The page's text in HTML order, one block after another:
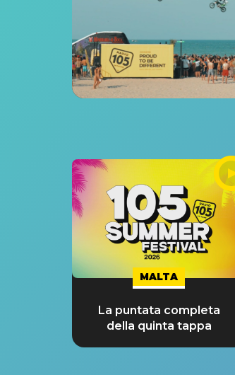
MALTA
La puntata completa
della quinta tappa